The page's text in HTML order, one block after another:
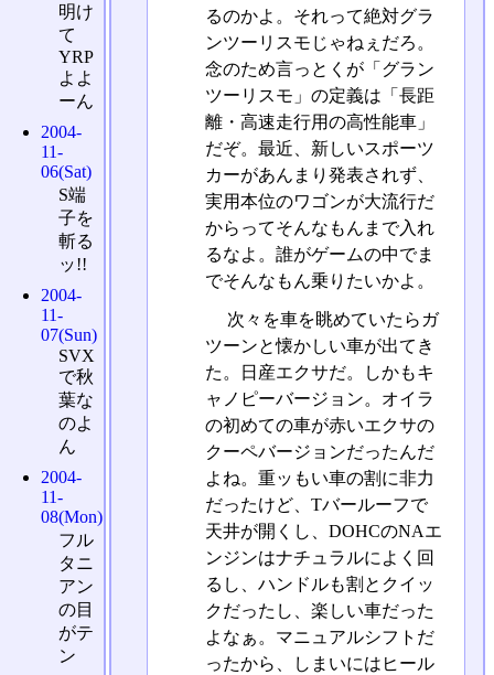
るのかよ。それって絶対グラ
ンツーリスモじゃねぇだろ。
念のため言っとくが「グラン
ツーリスモ」の定義は「長距
離・高速走行用の高性能車」
だぞ。最近、新しいスポーツ
カーがあんまり発表されず、
実用本位のワゴンが大流行だ
からってそんなもんまで入れ
るなよ。誰がゲームの中でま
でそんなもん乗りたいかよ。
次々を車を眺めていたらガ
ツーンと懐かしい車が出てき
た。日産エクサだ。しかもキ
ャノピーバージョン。オイラ
の初めての車が赤いエクサの
クーペバージョンだったんだ
よね。重ッもい車の割に非力
だったけど、Tバールーフで
天井が開くし、DOHCのNAエ
ンジンはナチュラルによく回
るし、ハンドルも割とクイッ
クだったし、楽しい車だった
よなぁ。マニュアルシフトだ
ったから、しまいにはヒール
明け
て
YRP
よよ
ーん
2004-
11-
06(Sat)
S端
子を
斬る
ッ!!
2004-
11-
07(Sun)
SVX
で秋
葉な
のよ
ん
2004-
11-
08(Mon)
フル
タニ
アン
の目
がテ
ン